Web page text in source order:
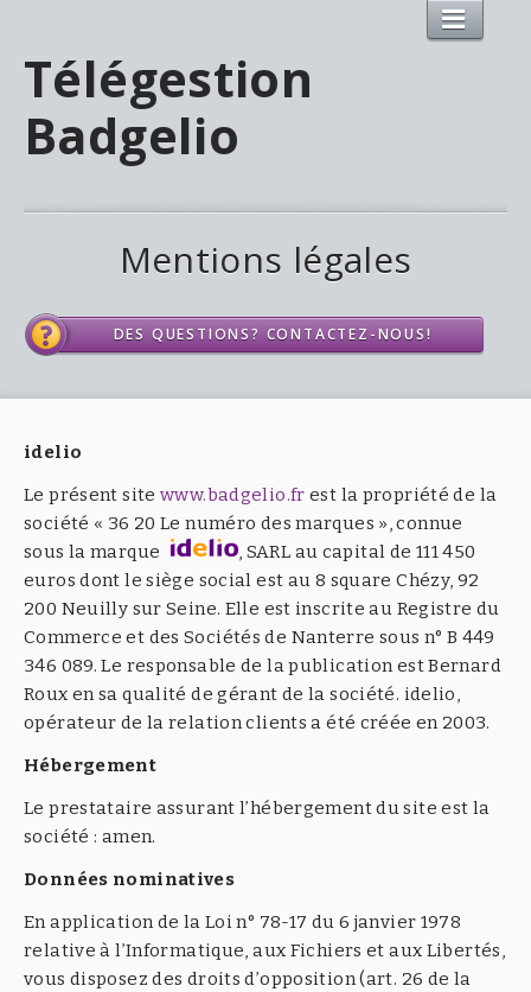
Télégestion
Badgelio
Mentions légales
DES QUESTIONS? CONTACTEZ-NOUS!
idelio
Le présent site www.badgelio.fr est la propriété de la
société « 36 20 Le numéro des marques », connue
sous la marque
, SARL au capital de 111 450
euros dont le siège social est au 8 square Chézy, 92
200 Neuilly sur Seine. Elle est inscrite au Registre du
Commerce et des Sociétés de Nanterre sous n° B 449
346 089. Le responsable de la publication est Bernard
Roux en sa qualité de gérant de la société. idelio,
opérateur de la relation clients a été créée en 2003.
Hébergement
Le prestataire assurant l’hébergement du site est la
société : amen.
Données nominatives
En application de la Loi n° 78-17 du 6 janvier 1978
relative à l’Informatique, aux Fichiers et aux Libertés,
vous disposez des droits d’opposition (art. 26 de la